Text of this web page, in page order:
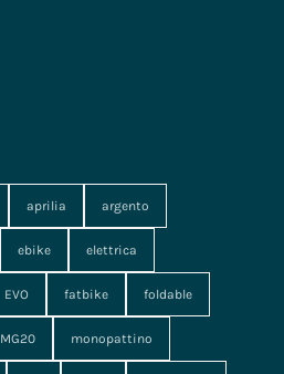
aprilia argento
ebike elettrica
EVO fatbike foldable
MG20 monopattino